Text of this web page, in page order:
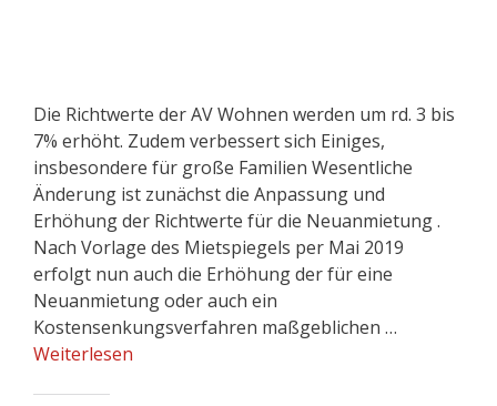
Die Richtwerte der AV Wohnen werden um rd. 3 bis
7% erhöht. Zudem verbessert sich Einiges,
insbesondere für große Familien Wesentliche
Änderung ist zunächst die Anpassung und
Erhöhung der Richtwerte für die Neuanmietung .
Nach Vorlage des Mietspiegels per Mai 2019
erfolgt nun auch die Erhöhung der für eine
Neuanmietung oder auch ein
Kostensenkungsverfahren maßgeblichen …
Weiterlesen